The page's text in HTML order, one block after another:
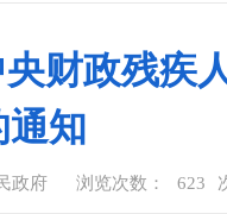
财政残疾
知
政府 浏览次数： 623